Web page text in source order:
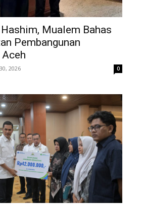
Mualem Bahas
Pembangunan
2026 0